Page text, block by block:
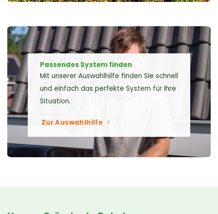
Passendes System finden
Mit unserer Auswahlhilfe finden Sie schnell
und einfach das perfekte System für Ihre
Situation.
Zur Auswahlhilfe